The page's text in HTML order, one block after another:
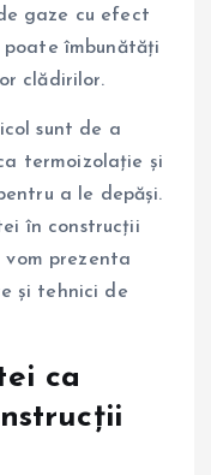
gaze cu efect
poate îmbunătăți
clădirilor.
sunt de a
termoizolație și
a le depăși.
în construcții
prezenta
și tehnici de
ca